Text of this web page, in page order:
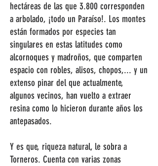
hectáreas de las que 3.800 corresponden
a arbolado, ¡todo un Paraíso!. Los montes
están formados por especies tan
singulares en estas latitudes como
alcornoques y madroños, que comparten
espacio con robles, alisos, chopos,... y un
extenso pinar del que actualmente,
algunos vecinos, han vuelto a extraer
resina como lo hicieron durante años los
antepasados.
Y es que, riqueza natural, le sobra a
Torneros. Cuenta con varias zonas